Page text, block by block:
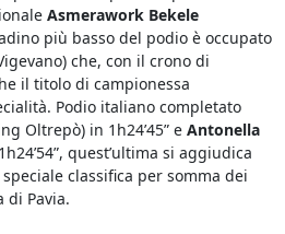
Asmerawork Bekele
più basso del podio è occupato
che, con il crono di
il titolo di campionessa
Podio italiano completato
Oltrepò) in 1h24’45” e Antonella
quest’ultima si aggiudica
classifica per somma dei
di Pavia.